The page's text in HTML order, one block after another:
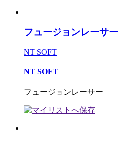
フュージョンレーサー
NT SOFT
NT SOFT
フュージョンレーサー